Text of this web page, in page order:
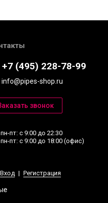
+7 (495) 228-78-99
info@pipes-shop.ru
пн-пт: с 9:00 до 22:30
пн-пт: с 9:00 до 18:00 (офис)
Вход | Регистрация